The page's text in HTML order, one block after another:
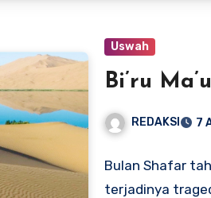
Uswah
Bi’ru
REDAKSI 7
Bulan Shafar
terjadinya